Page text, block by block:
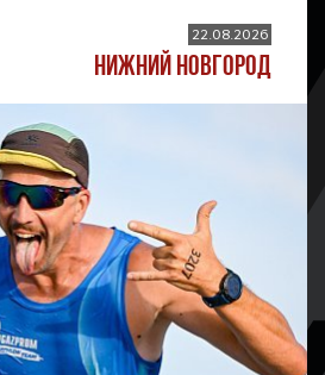
22.08.2026
НИЖНИЙ НОВГОРОД